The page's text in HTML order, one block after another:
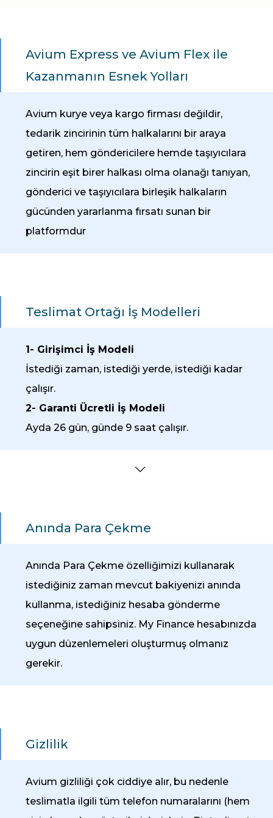
Avium Express ve Avium Flex ile
Kazanmanın Esnek Yolları
Avium kurye veya kargo firması değildir,
tedarik zincirinin tüm halkalarını bir araya
getiren, hem göndericilere hemde taşıyıcılara
zincirin eşit birer halkası olma olanağı tanıyan,
gönderici ve taşıyıcılara birleşik halkaların
gücünden yararlanma fırsatı sunan bir
platformdur
Teslimat Ortağı İş Modelleri
1- Girişimci İş Modeli
İstediği zaman, istediği yerde, istediği kadar
çalışır.
2- Garanti Ücretli İş Modeli
Ayda 26 gün, günde 9 saat çalışır.
Anında Para Çekme
Anında Para Çekme özelliğimizi kullanarak
istediğiniz zaman mevcut bakiyenizi anında
kullanma, istediğiniz hesaba gönderme
seçeneğine sahipsiniz. My Finance hesabınızda
uygun düzenlemeleri oluşturmuş olmanız
gerekir.
Gizlilik
Avium gizliliği çok ciddiye alır, bu nedenle
teslimatla ilgili tüm telefon numaralarını (hem